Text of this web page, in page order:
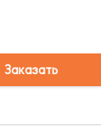
Заказать